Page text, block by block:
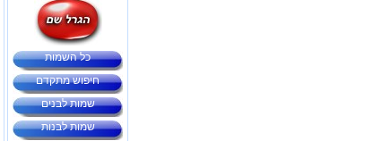
כל השמות
חיפוש מתקדם
שמות לבנים
שמות לבנות